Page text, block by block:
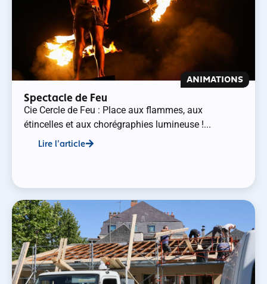
ANIMATIONS
Spectacle de Feu
Cie Cercle de Feu : Place aux flammes, aux
étincelles et aux chorégraphies lumineuse !...
Lire l'article